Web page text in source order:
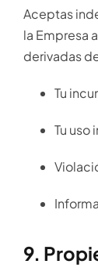
Aceptas
la Empresa
derivadas
Tu
Tu uso
9.